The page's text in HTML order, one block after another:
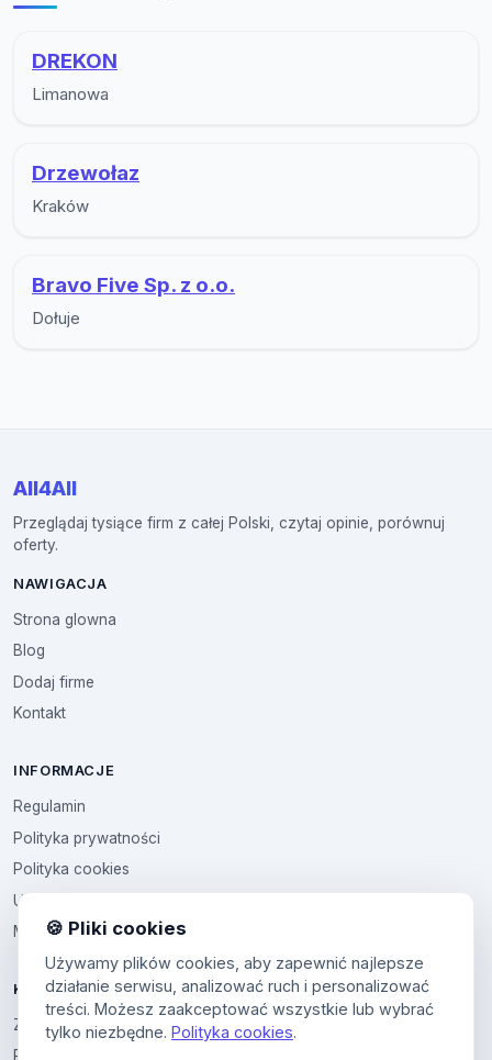
DREKON
Limanowa
Drzewołaz
Kraków
Bravo Five Sp. z o.o.
Dołuje
All4All
Przeglądaj tysiące firm z całej Polski, czytaj opinie, porównuj
oferty.
NAWIGACJA
Strona glowna
Blog
Dodaj firme
Kontakt
INFORMACJE
Regulamin
Polityka prywatności
Polityka cookies
Ustawienia cookies
Multikod
KONTO
Zaloguj sie
Panel uzytkownika
🍪 Pliki cookies
Używamy plików cookies, aby zapewnić najlepsze
działanie serwisu, analizować ruch i personalizować
treści. Możesz zaakceptować wszystkie lub wybrać
tylko niezbędne. Polityka cookies.